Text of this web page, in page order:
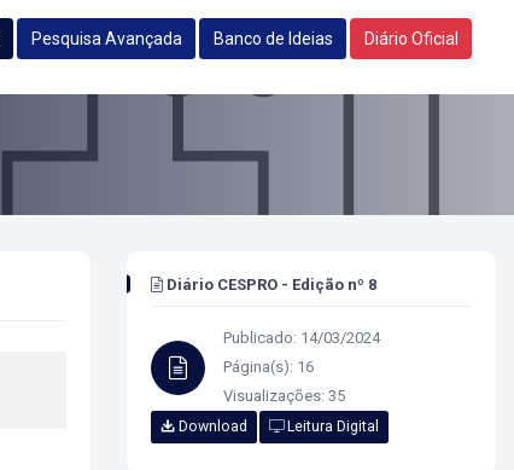
Pesquisa Avançada Banco de Ideias Diário Oficial
Diário CESPRO - Edição nº 8
Publicado: 14/03/2024
Página(s): 16
Visualizações: 35
Download Leitura Digital